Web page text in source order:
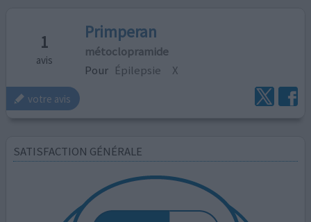
1
avis
Primperan
métoclopramide
Pour Épilepsie X
votre avis
SATISFACTION GÉNÉRALE